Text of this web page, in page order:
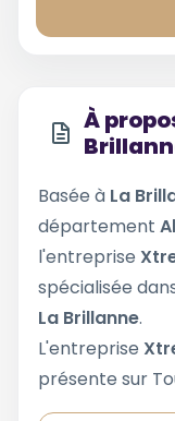
À
Basée à La
département
l'entreprise
spécialisée
La Brillanne.
L'entreprise
présente sur